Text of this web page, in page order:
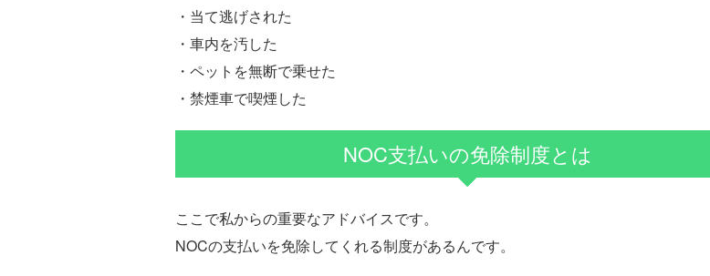
・当て逃げされた
・車内を汚した
・ペットを無断で乗せた
・禁煙車で喫煙した
NOC支払いの免除制度とは
ここで私からの重要なアドバイスです。
NOCの支払いを免除してくれる制度があるんです。